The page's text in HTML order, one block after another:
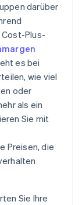
darüber
Plus-
es bei
wie viel
oder
als ein
Sie mit
Preisen, die
Sie Ihre